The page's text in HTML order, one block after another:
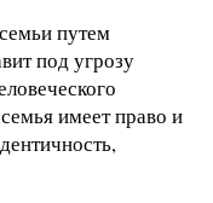
путем
под угрозу
имеет право и